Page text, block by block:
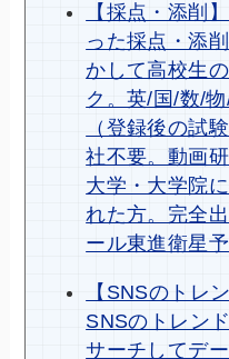
【採点・添削
った採点・添
かして高校生
ク。英/国/数/
（登録後の試
社不要。動画
大学・大学院
れた方。完全
ール東進衛星予
【SNSのトレ
SNSのトレン
サーチしてデ